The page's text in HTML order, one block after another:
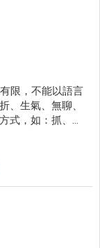
限，不能以語言
、生氣、無聊、
式，如：抓、咬
。許多的父母或
戰，照顧者要試
動作當成沒有禮